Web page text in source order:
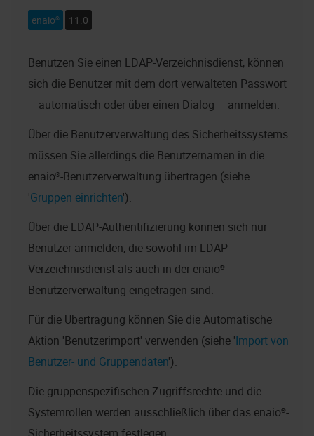
enaio® 11.0
Benutzen Sie einen LDAP-Verzeichnisdienst, können
sich die Benutzer mit dem dort verwalteten Passwort
– automatisch oder über einen Dialog – anmelden.
Über die Benutzerverwaltung des Sicherheitssystems
müssen Sie allerdings die Benutzernamen in die
enaio®-Benutzerverwaltung übertragen (siehe
'Gruppen einrichten').
Über die LDAP-Authentifizierung können sich nur
Benutzer anmelden, die sowohl im LDAP-
Verzeichnisdienst als auch in der enaio®-
Benutzerverwaltung eingetragen sind.
Für die Übertragung können Sie die Automatische
Aktion 'Benutzerimport' verwenden (siehe 'Import von
Benutzer- und Gruppendaten').
Die gruppenspezifischen Zugriffsrechte und die
Systemrollen werden ausschließlich über das enaio®-